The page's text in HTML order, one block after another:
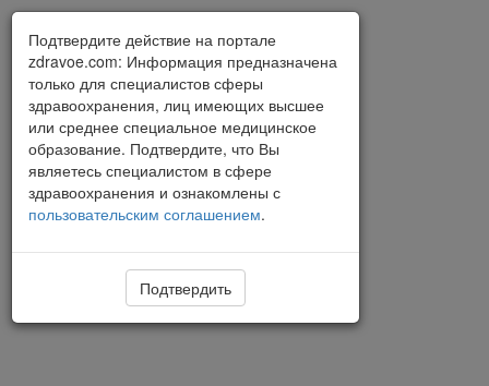
Подтвердите действие на портале
zdravoe.com: Информация предназначена
только для специалистов сферы
здравоохранения, лиц имеющих высшее
или среднее специальное медицинское
образование. Подтвердите, что Вы
являетесь специалистом в сфере
здравоохранения и ознакомлены с
пользовательским соглашением.
Подтвердить